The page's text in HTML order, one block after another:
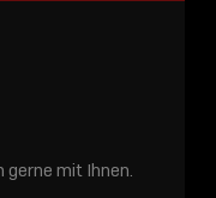
gerne mit Ihnen.